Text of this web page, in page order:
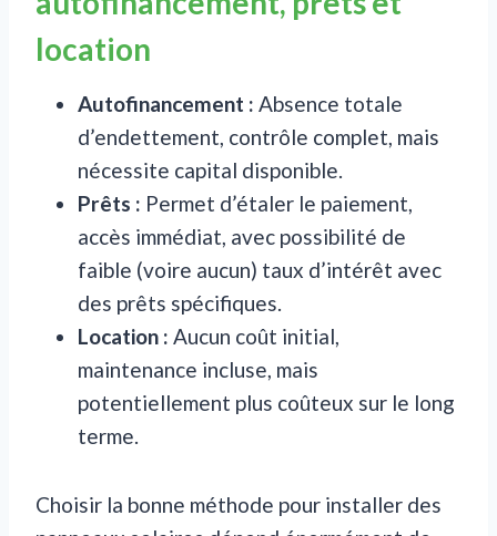
location
Autofinancement : Absence totale
d’endettement, contrôle complet, mais
nécessite capital disponible.
Prêts : Permet d’étaler le paiement,
accès immédiat, avec possibilité de
faible (voire aucun) taux d’intérêt avec
des prêts spécifiques.
Location : Aucun coût initial,
maintenance incluse, mais
potentiellement plus coûteux sur le long
terme.
Choisir la bonne méthode pour installer des